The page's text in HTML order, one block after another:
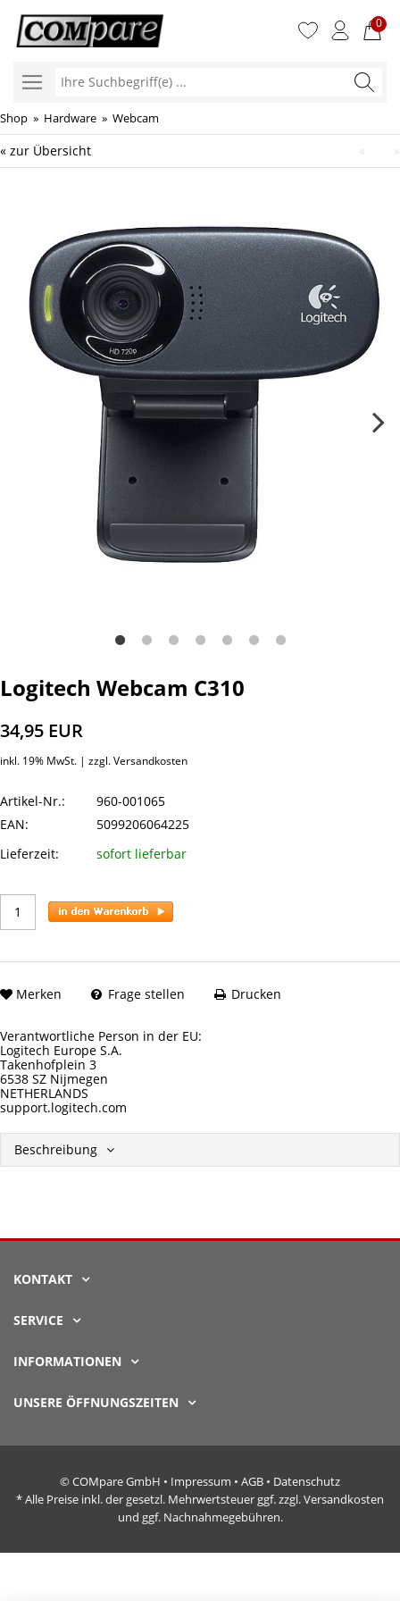
0
Ihre
Shop » Hardware » Webcam
« zur Übersicht « »
Logitech Webcam C310
34,95 EUR
inkl. 19% MwSt. | zzgl. Versandkosten
Artikel-Nr.:
960-001065
EAN:
5099206064225
Lieferzeit:
sofort lieferbar
Merken Frage stellen Drucken
Verantwortliche Person in der EU:
Logitech Europe S.A.
Takenhofplein 3
6538 SZ Nijmegen
NETHERLANDS
support.logitech.com
Beschreibung
KONTAKT
SERVICE
INFORMATIONEN
UNSERE ÖFFNUNGSZEITEN
© COMpare GmbH • Impressum • AGB • Datenschutz
* Alle Preise inkl. der gesetzl. Mehrwertsteuer ggf. zzgl. Versandkosten
und ggf. Nachnahmegebühren.